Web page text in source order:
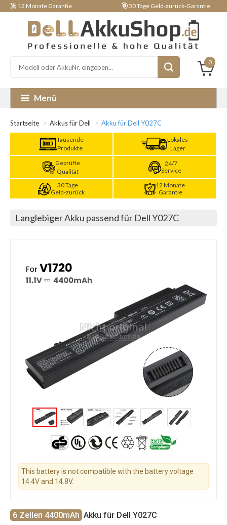
12 Monate Garantie 30 Tage Geld-zurück-Garantie
0
Menü
Startseite Akkus für Dell Akku für Dell Y027C
Tausende
Produkte
Lokales
Lager
Geprüfte
Qualität
24/7
Service
30 Tage
Geld-zurück
12 Monate
Garantie
Langlebiger Akku passend für Dell Y027C
This battery is not compatible with the battery voltage
14.4V and 14.8V.
6 Zellen 4400mAh Akku für Dell Y027C